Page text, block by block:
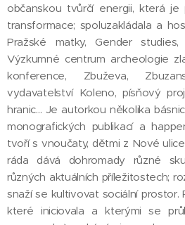
občanskou tvůrčí energii, která
transformace; spoluzakládala a
Pražské matky, Gender
Výzkumné centrum archeologie
konference, Zbuževa,
vydavatelství Koleno, písňový
hranic... Je autorkou několika
monografických publikací a
tvoří s vnoučaty, dětmi z Nové
ráda dává dohromady různé
různých aktuálních příležitostech;
snaží se kultivovat sociální prostor.
které iniciovala a kterými se